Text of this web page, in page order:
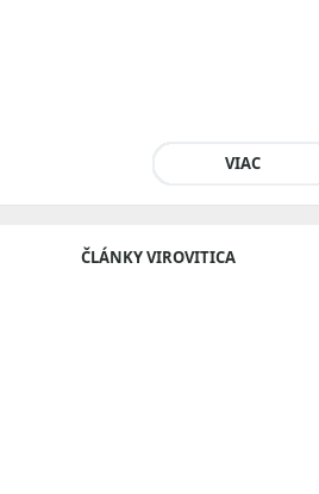
VIAC
ČLÁNKY VIROVITICA